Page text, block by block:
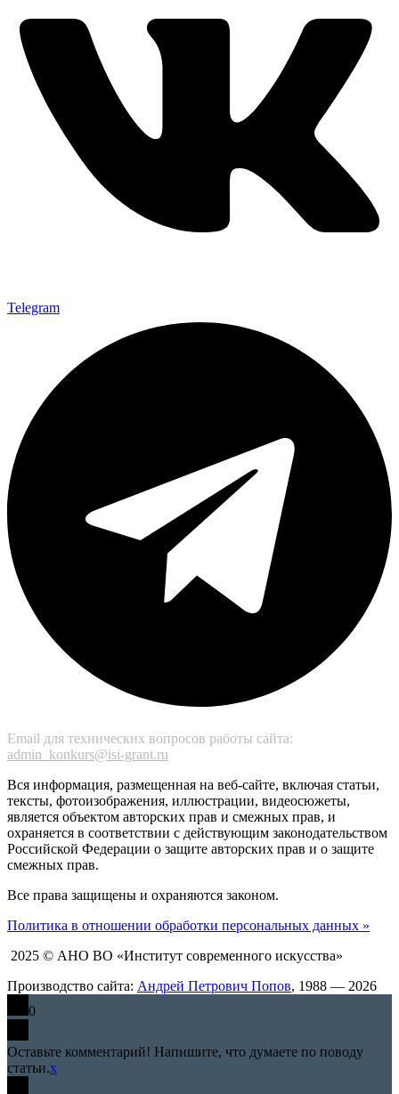
Telegram
Email для технических вопросов работы сайта:
admin_konkurs@isi-grant.ru
Вся информация, размещенная на веб-сайте, включая статьи,
тексты, фотоизображения, иллюстрации, видеосюжеты,
является объектом авторских прав и смежных прав, и
охраняется в соответствии с действующим законодательством
Российской Федерации о защите авторских прав и о защите
смежных прав.
Все права защищены и охраняются законом.
Политика в отношении обработки персональных данных »
2025 © АНО ВО «Институт современного искусства»
Производство сайта: Андрей Петрович Попов, 1988 — 2026
0
Оставьте комментарий! Напишите, что думаете по поводу
статьи.x